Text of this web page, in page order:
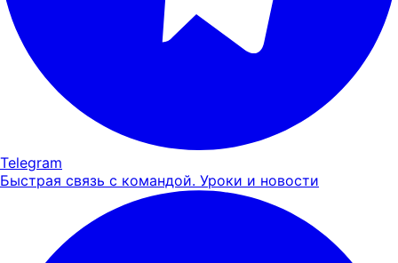
Telegram
Быстрая связь с командой. Уроки и новости